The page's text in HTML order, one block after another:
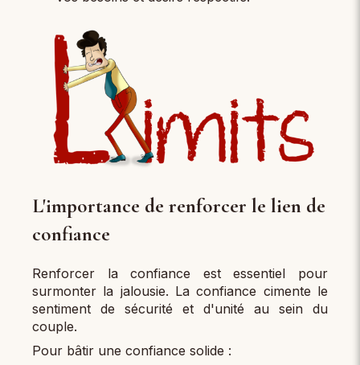
L'importance de renforcer le lien de
confiance
Renforcer la confiance est essentiel pour
surmonter la jalousie. La confiance cimente le
sentiment de sécurité et d'unité au sein du
couple.
Pour bâtir une confiance solide :